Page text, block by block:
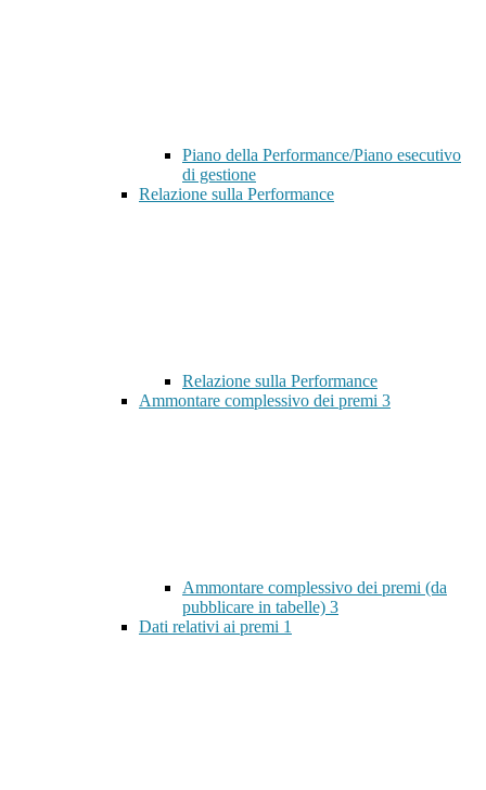
Piano della Performance/Piano esecutivo
di gestione
Relazione sulla Performance
Relazione sulla Performance
Ammontare complessivo dei premi 3
Ammontare complessivo dei premi (da
pubblicare in tabelle) 3
Dati relativi ai premi 1